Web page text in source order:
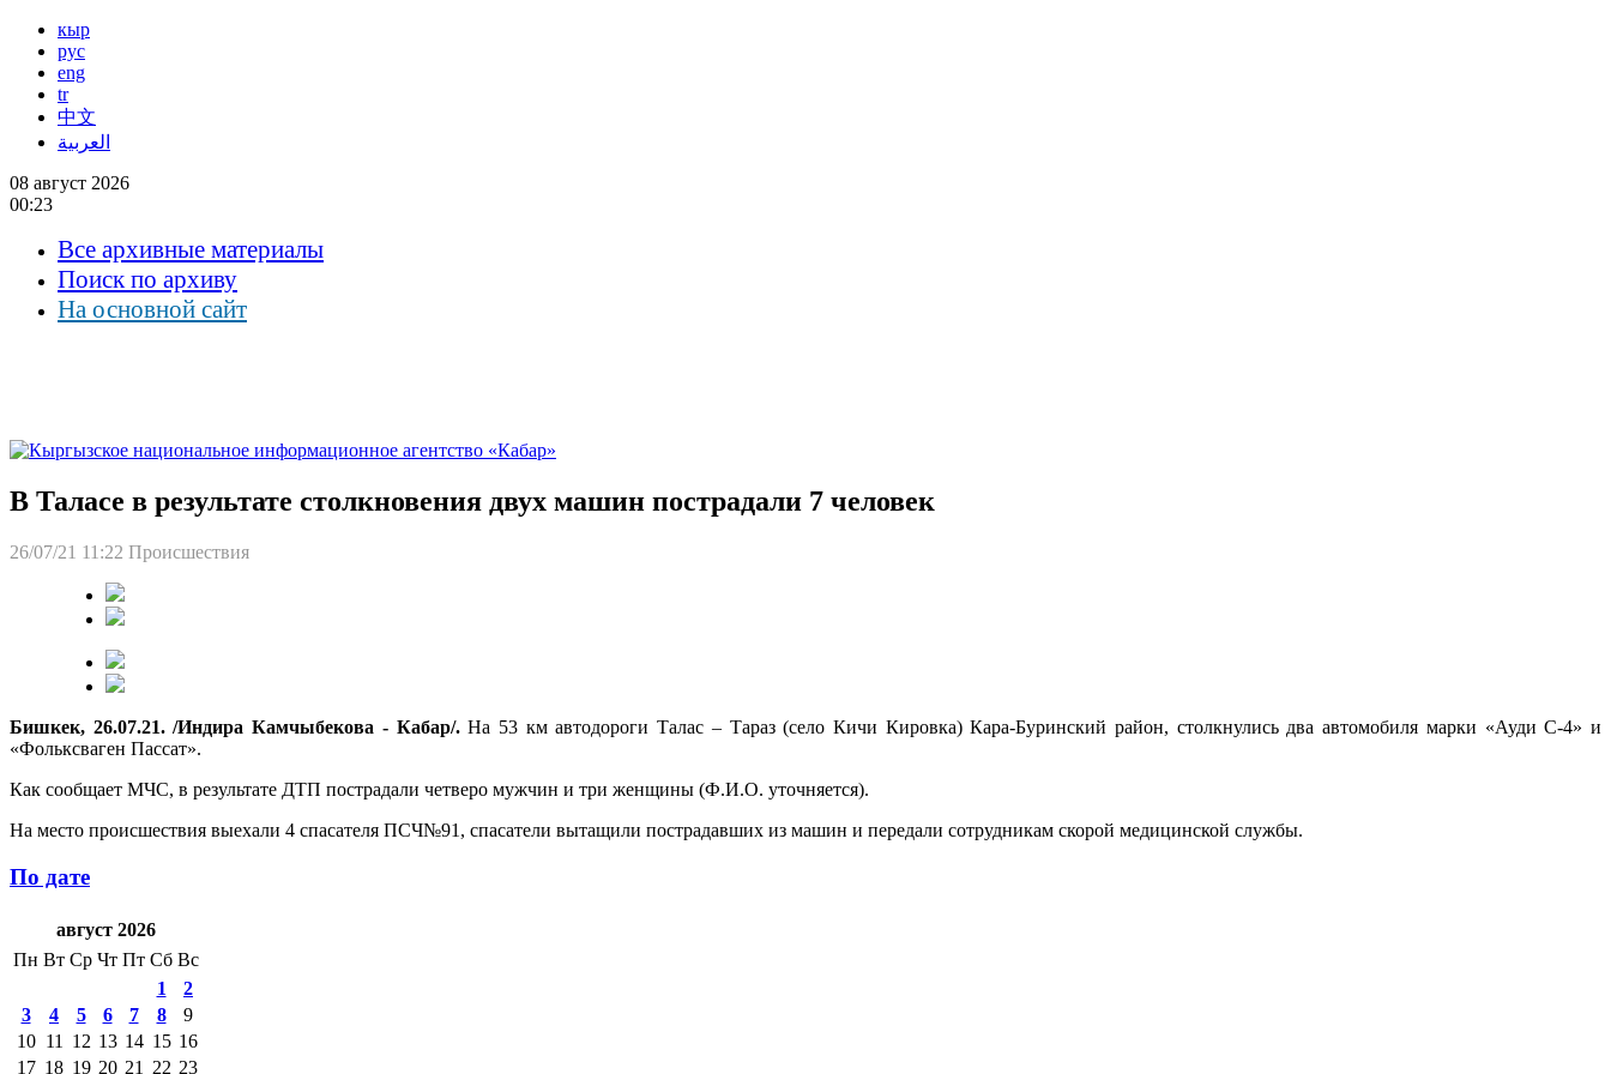
кыр
рус
eng
tr
中文
العربية
08 август 2026
00:23
Все архивные материалы
Поиск по архиву
На основной сайт
В Таласе в результате столкновения двух машин пострадали 7 человек
26/07/21 11:22 Происшествия
Бишкек, 26.07.21. /Индира Камчыбекова - Кабар/.На 53 км автодороги Талас – Тараз (село Кичи Кировка) Кара-Буринский район, столкнулись два автомобиля марки «Ауди С-4» и
«Фольксваген Пассат».
Как сообщает МЧС, в результате ДТП пострадали четверо мужчин и три женщины (Ф.И.О. уточняется).
На место происшествия выехали 4 спасателя ПСЧ№91, спасатели вытащили пострадавших из машин и передали сотрудникам скорой медицинской службы.
По дате
август 2026
Пн Вт Ср Чт Пт Сб Вс
1
2
3
4 5 6 7 8
9
10 11 12 13 14 15 16
17 18 19 20 21 22 23